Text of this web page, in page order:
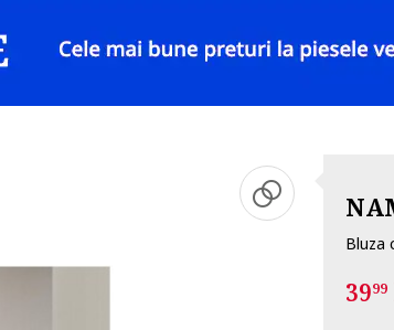
Bluza
3999